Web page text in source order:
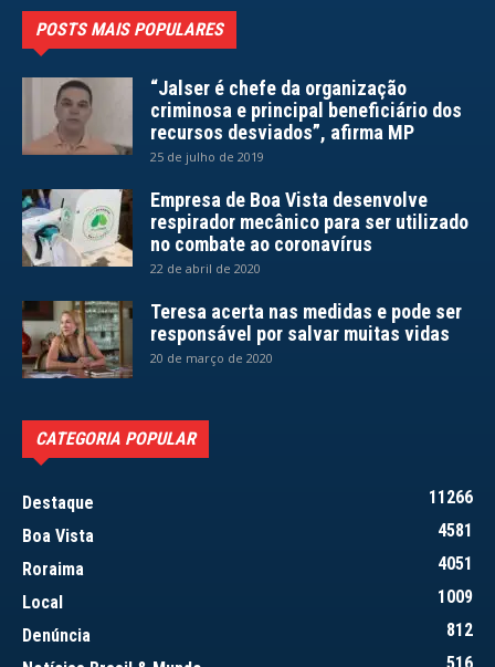
POSTS MAIS POPULARES
“Jalser é chefe da organização
criminosa e principal beneficiário dos
recursos desviados”, afirma MP
25 de julho de 2019
Empresa de Boa Vista desenvolve
respirador mecânico para ser utilizado
no combate ao coronavírus
22 de abril de 2020
Teresa acerta nas medidas e pode ser
responsável por salvar muitas vidas
20 de março de 2020
CATEGORIA POPULAR
Destaque
11266
Boa Vista
4581
Roraima
4051
Local
1009
Denúncia
812